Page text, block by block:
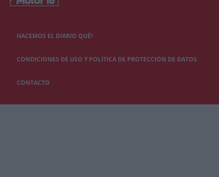
HACEMOS EL DIARIO QUÉ!
CONDICIONES DE USO Y POLÍTICA DE PROTECCIÓN DE DATOS
CONTACTO